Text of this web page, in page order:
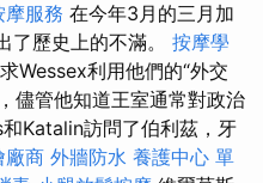
摩服務 在今年3月的三月加
了歷史上的不滿。 按摩學
Wessex利用他們的“外交
儘管他知道王室通常對政治
Katalin訪問了伯利茲，牙
廠商 外牆防水 養護中心 單